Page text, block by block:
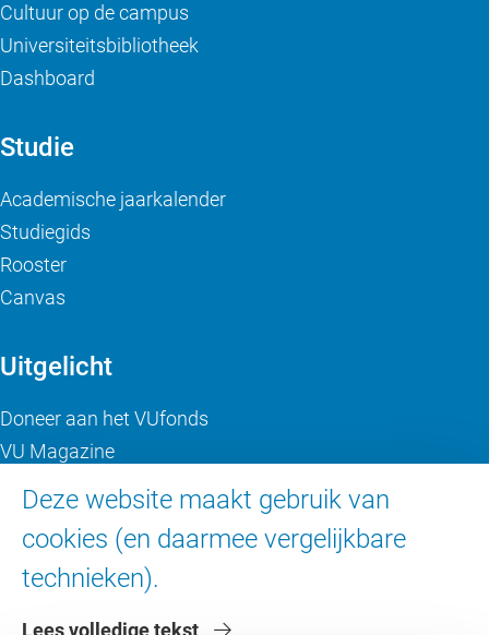
Deze website maakt gebruik van
cookies (en daarmee vergelijkbare
technieken).
Lees volledige tekst
Cultuur op de campus
Universiteitsbibliotheek
Dashboard
Studie
Academische jaarkalender
Studiegids
Rooster
Canvas
Uitgelicht
Doneer aan het VUfonds
VU Magazine
Over de VU